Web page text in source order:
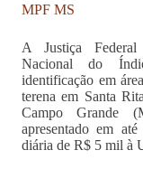
MPF MS
A Justiça
Nacional do
identificação em
terena em Santa
Campo Grande
apresentado em
diária de R$ 5 mil à